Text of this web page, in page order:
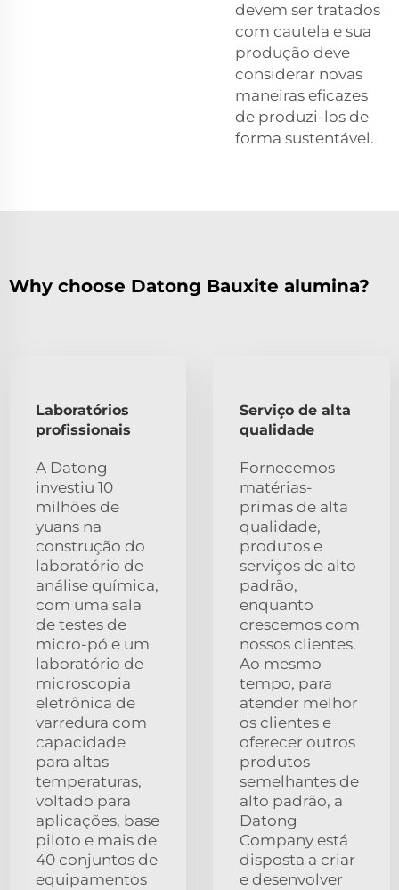
devem ser tratados
com cautela e sua
produção deve
considerar novas
maneiras eficazes
de produzi-los de
forma sustentável.
Why choose Datong Bauxite alumina?
Laboratórios
profissionais
A Datong
investiu 10
milhões de
yuans na
construção do
laboratório de
análise química,
com uma sala
de testes de
micro-pó e um
laboratório de
microscopia
eletrônica de
varredura com
capacidade
para altas
temperaturas,
voltado para
aplicações, base
piloto e mais de
40 conjuntos de
equipamentos
Serviço de alta
qualidade
Fornecemos
matérias-
primas de alta
qualidade,
produtos e
serviços de alto
padrão,
enquanto
crescemos com
nossos clientes.
Ao mesmo
tempo, para
atender melhor
os clientes e
oferecer outros
produtos
semelhantes de
alto padrão, a
Datong
Company está
disposta a criar
e desenvolver